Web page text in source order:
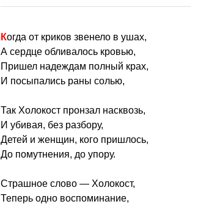
Когда от криков звенело в ушах,
А сердце обливалось кровью,
Пришел надеждам полный крах,
И посыпались раны солью,
Так Холокост пронзал насквозь,
И убивая, без разбору,
Детей и женщин, кого пришлось,
До помутнения, до упору.
Страшное слово — Холокост,
Теперь одно воспоминание,